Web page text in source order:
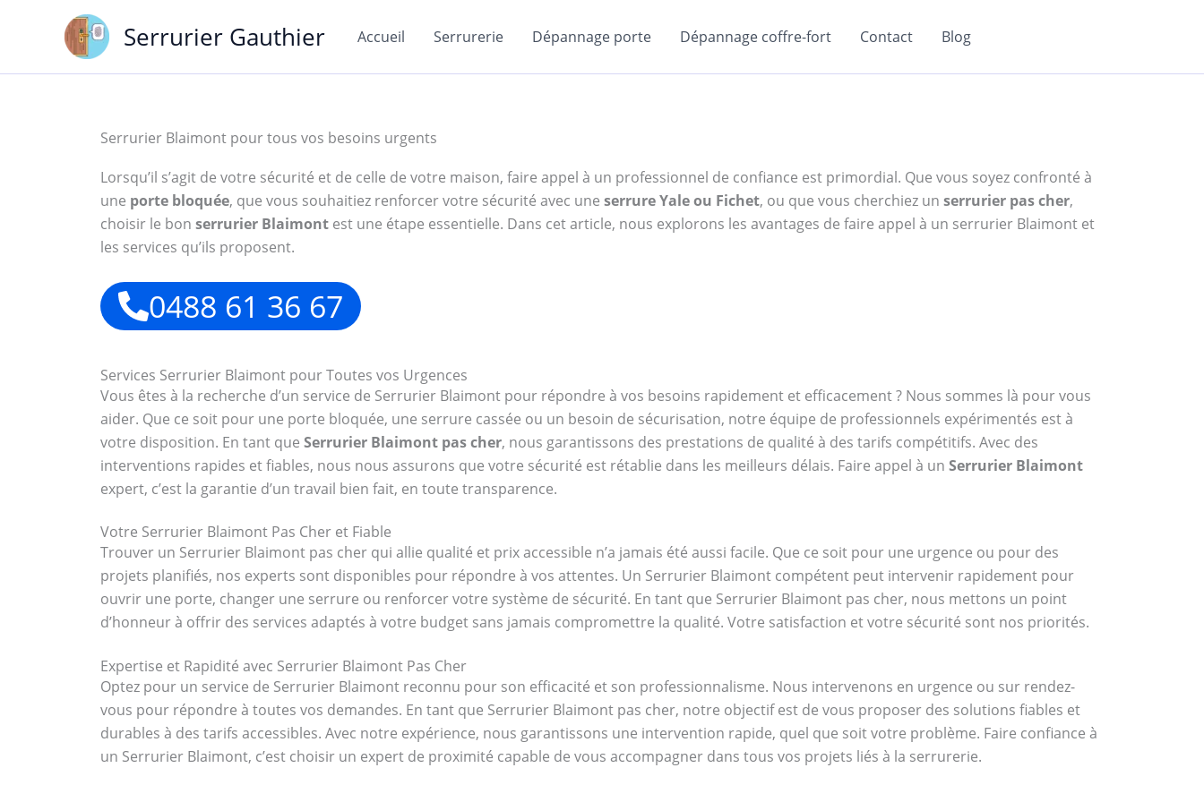
Serrurier Gauthier Accueil Serrurerie Dépannage porte Dépannage coffre-fort Contact Blog
Serrurier Blaimont pour tous vos besoins urgents
Lorsqu’il s’agit de votre sécurité et de celle de votre maison, faire appel à un professionnel de confiance est primordial. Que vous soyez confronté à
une porte bloquée, que vous souhaitiez renforcer votre sécurité avec une serrure Yale ou Fichet, ou que vous cherchiez un serrurier pas cher,
choisir le bon serrurier Blaimont est une étape essentielle. Dans cet article, nous explorons les avantages de faire appel à un serrurier Blaimont et
les services qu’ils proposent.
0488 61 36 67
Services Serrurier Blaimont pour Toutes vos Urgences
Vous êtes à la recherche d’un service de Serrurier Blaimont pour répondre à vos besoins rapidement et efficacement ? Nous sommes là pour vous
aider. Que ce soit pour une porte bloquée, une serrure cassée ou un besoin de sécurisation, notre équipe de professionnels expérimentés est à
votre disposition. En tant que Serrurier Blaimont pas cher, nous garantissons des prestations de qualité à des tarifs compétitifs. Avec des
interventions rapides et fiables, nous nous assurons que votre sécurité est rétablie dans les meilleurs délais. Faire appel à un Serrurier Blaimont
expert, c’est la garantie d’un travail bien fait, en toute transparence.
Votre Serrurier Blaimont Pas Cher et Fiable
Trouver un Serrurier Blaimont pas cher qui allie qualité et prix accessible n’a jamais été aussi facile. Que ce soit pour une urgence ou pour des
projets planifiés, nos experts sont disponibles pour répondre à vos attentes. Un Serrurier Blaimont compétent peut intervenir rapidement pour
ouvrir une porte, changer une serrure ou renforcer votre système de sécurité. En tant que Serrurier Blaimont pas cher, nous mettons un point
d’honneur à offrir des services adaptés à votre budget sans jamais compromettre la qualité. Votre satisfaction et votre sécurité sont nos priorités.
Expertise et Rapidité avec Serrurier Blaimont Pas Cher
Optez pour un service de Serrurier Blaimont reconnu pour son efficacité et son professionnalisme. Nous intervenons en urgence ou sur rendez-
vous pour répondre à toutes vos demandes. En tant que Serrurier Blaimont pas cher, notre objectif est de vous proposer des solutions fiables et
durables à des tarifs accessibles. Avec notre expérience, nous garantissons une intervention rapide, quel que soit votre problème. Faire confiance à
un Serrurier Blaimont, c’est choisir un expert de proximité capable de vous accompagner dans tous vos projets liés à la serrurerie.